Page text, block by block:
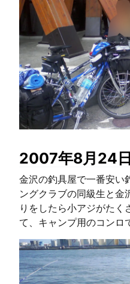
2007年8月24
金沢の釣具屋で一番安い
ングクラブの同級生と金
りをしたら小アジがたく
て、キャンプ用のコンロ